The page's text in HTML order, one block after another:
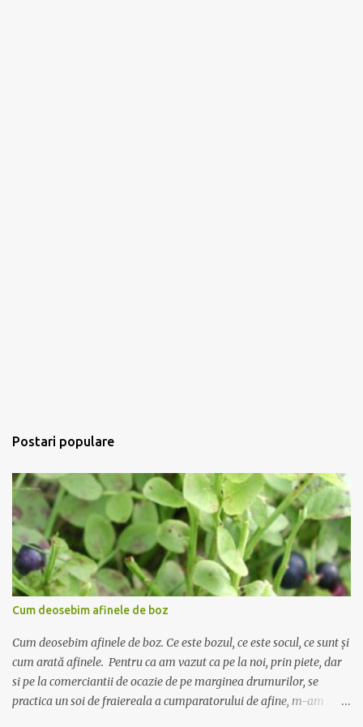
Postari populare
Cum deosebim afinele de boz
Cum deosebim afinele de boz. Ce este bozul, ce este socul, ce sunt și
cum arată afinele. Pentru ca am vazut ca pe la noi, prin piete, dar
si pe la comerciantii de ocazie de pe marginea drumurilor, se
practica un soi de fraiereala a cumparatorului de afine, m-am